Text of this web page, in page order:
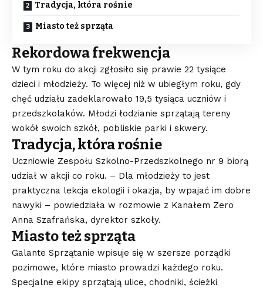
Tradycja, która rośnie
Miasto też sprząta
Rekordowa frekwencja
W tym roku do akcji zgłosiło się prawie 22 tysiące
dzieci i młodzieży. To więcej niż w ubiegłym roku, gdy
chęć udziału zadeklarowało 19,5 tysiąca uczniów i
przedszkolaków. Młodzi łodzianie sprzątają tereny
wokół swoich szkół, pobliskie parki i skwery.
Tradycja, która rośnie
Uczniowie Zespołu Szkolno-Przedszkolnego nr 9 biorą
udział w akcji co roku. – Dla młodzieży to jest
praktyczna lekcja ekologii i okazja, by wpajać im dobre
nawyki – powiedziała w rozmowie z Kanałem Zero
Anna Szafrańska, dyrektor szkoły.
Miasto też sprząta
Galante Sprzątanie wpisuje się w szersze porządki
pozimowe, które miasto prowadzi każdego roku.
Specjalne ekipy sprzątają ulice, chodniki, ścieżki